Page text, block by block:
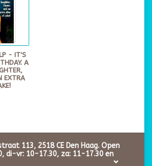
- IT'S
A
EXTRA
113, 2518 CE Den Haag. Open
di-vr: 10-17.30, za: 11-17.30 en